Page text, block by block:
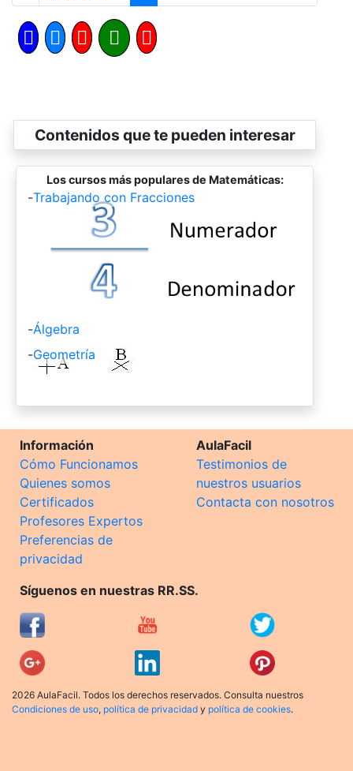
Contenidos que te pueden interesar
Los cursos más populares de Matemáticas:
-Trabajando con Fracciones
-Álgebra
-Geometría
Información
Cómo Funcionamos
Quienes somos
Certificados
Profesores Expertos
Preferencias de
privacidad
AulaFacil
Testimonios de
nuestros usuarios
Contacta con nosotros
Síguenos en nuestras RR.SS.
2026 AulaFacil. Todos los derechos reservados. Consulta nuestros
Condiciones de uso, política de privacidad y política de cookies.